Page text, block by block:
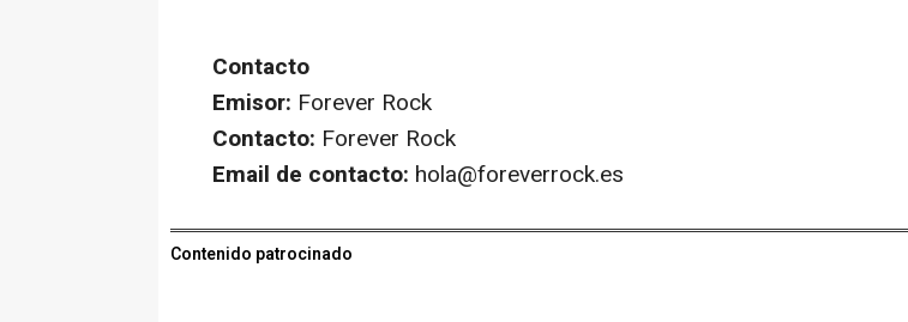
Contacto
Emisor: Forever Rock
Contacto: Forever Rock
Email de contacto: hola@foreverrock.es
Contenido patrocinado